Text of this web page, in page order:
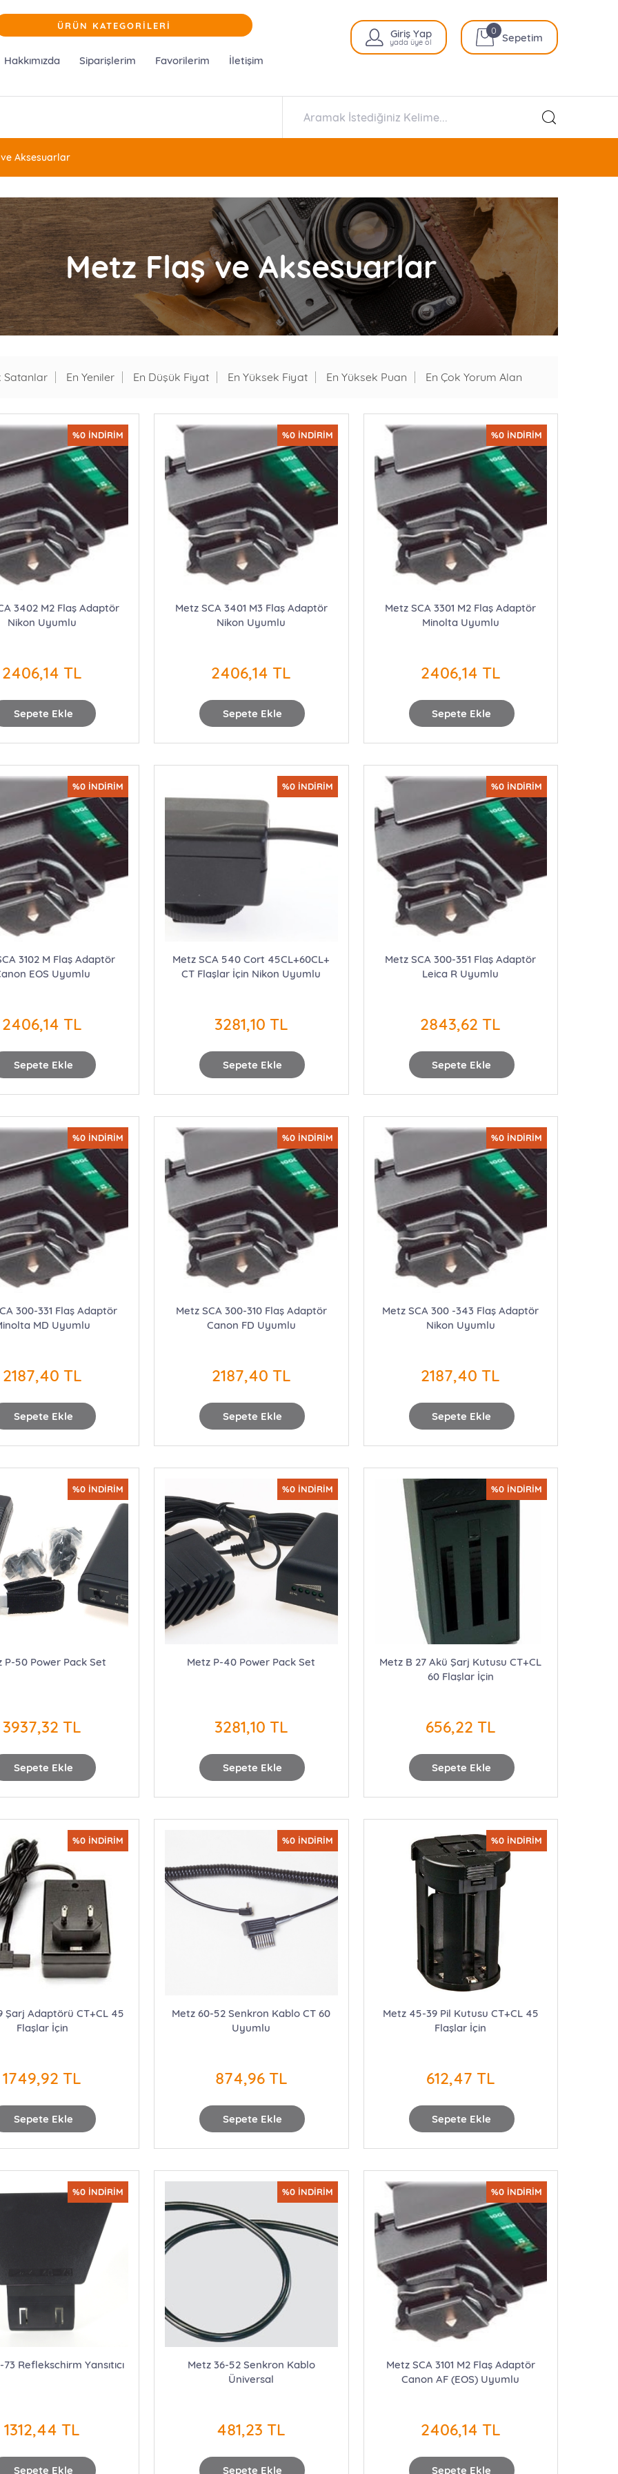
ÜRÜN KATEGORİLERİ
Hakkımızda Siparişlerim Favorilerim İletişim
Giriş Yap
yada üye ol Sepetim
0
Aksesuarlar
Metz Flaş ve Aksesuarlar
Satanlar En Yeniler En Düşük Fiyat En Yüksek Fiyat En Yüksek Puan En Çok Yorum Alan
Sepete Ekle
%0 İNDİRİM
3402 M2 Flaş Adaptör
Nikon Uyumlu
2406,14 TL
Sepete Ekle
%0 İNDİRİM
Metz SCA 3401 M3 Flaş Adaptör
Nikon Uyumlu
2406,14 TL
Sepete Ekle
%0 İNDİRİM
Metz SCA 3301 M2 Flaş Adaptör
Minolta Uyumlu
2406,14 TL
Sepete Ekle
%0 İNDİRİM
3102 M Flaş Adaptör
EOS Uyumlu
2406,14 TL
Sepete Ekle
%0 İNDİRİM
Metz SCA 540 Cort 45CL+60CL+
CT Flaşlar İçin Nikon Uyumlu
3281,10 TL
Sepete Ekle
%0 İNDİRİM
Metz SCA 300-351 Flaş Adaptör
Leica R Uyumlu
2843,62 TL
Sepete Ekle
%0 İNDİRİM
300-331 Flaş Adaptör
MD Uyumlu
2187,40 TL
Sepete Ekle
%0 İNDİRİM
Metz SCA 300-310 Flaş Adaptör
Canon FD Uyumlu
2187,40 TL
Sepete Ekle
%0 İNDİRİM
Metz SCA 300 -343 Flaş Adaptör
Nikon Uyumlu
2187,40 TL
Sepete Ekle
%0 İNDİRİM
P-50 Power Pack Set
3937,32 TL
Sepete Ekle
%0 İNDİRİM
Metz P-40 Power Pack Set
3281,10 TL
Sepete Ekle
%0 İNDİRİM
Metz B 27 Akü Şarj Kutusu CT+CL
60 Flaşlar İçin
656,22 TL
Sepete Ekle
%0 İNDİRİM
Şarj Adaptörü CT+CL 45
Flaşlar İçin
1749,92 TL
Sepete Ekle
%0 İNDİRİM
Metz 60-52 Senkron Kablo CT 60
Uyumlu
874,96 TL
Sepete Ekle
%0 İNDİRİM
Metz 45-39 Pil Kutusu CT+CL 45
Flaşlar İçin
612,47 TL
Sepete Ekle
%0 İNDİRİM
Reflekschirm Yansıtıcı
1312,44 TL
Sepete Ekle
%0 İNDİRİM
Metz 36-52 Senkron Kablo
Üniversal
481,23 TL
Sepete Ekle
%0 İNDİRİM
Metz SCA 3101 M2 Flaş Adaptör
Canon AF (EOS) Uyumlu
2406,14 TL